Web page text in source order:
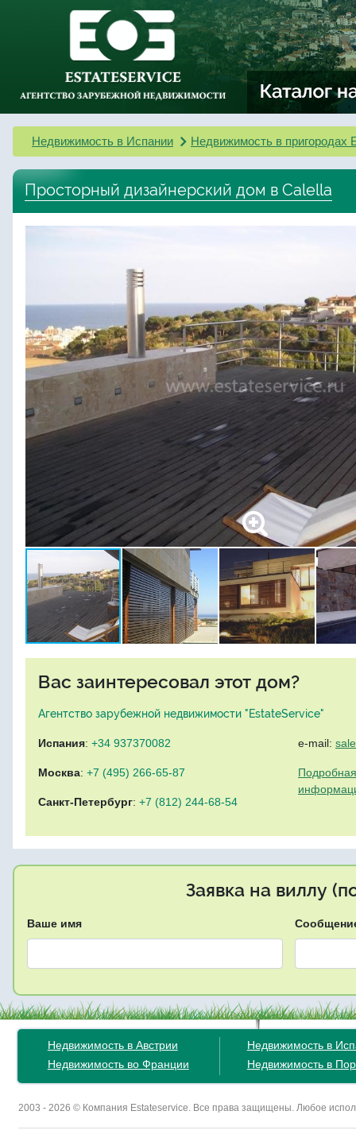
Недвижимость в Испании Недвижимость в пригородах
Просторный дизайнерский дом в Calella
Вас заинтересовал этот дом?
Агентство зарубежной недвижимости "EstateService"
Испания: +34 937370082
Москва: +7 (495) 266-65-87
Санкт-Петербург: +7 (812) 244-68-54
e-mail:
Заявка на виллу
Ваше имя
Недвижимость в Австрии
Недвижимость во Франции
Недвижимость в
Недвижимость в
2003 - 2026 © Компания Estateservice. Все права защищены. Любое